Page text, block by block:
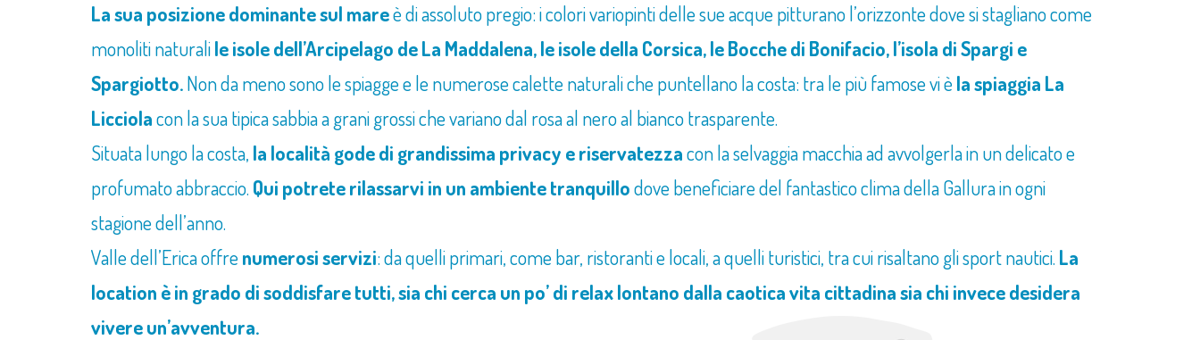
La sua posizione dominante sul mareè di assoluto pregio: i colori variopinti delle sue acque pitturano l’orizzonte dove si stagliano come
monoliti naturalile isole dell’Arcipelago de La Maddalena, le isole della Corsica, le Bocche di Bonifacio, l’isola di Spargi e
Spargiotto.Non da meno sono le spiagge e le numerose calette naturali che puntellano la costa: tra le più famose vi èla spiaggia La
Licciolacon la sua tipica sabbia a grani grossi che variano dal rosa al nero al bianco trasparente.
Situata lungo la costa, la località gode di grandissima privacy e riservatezzacon la selvaggia macchia ad avvolgerla in un delicato e
profumato abbraccio. Qui potrete rilassarvi in un ambiente tranquillodove beneficiare del fantastico clima della Gallura in ogni
stagione dell’anno.
Valle dell’Erica offrenumerosi servizi: da quelli primari, come bar, ristoranti e locali, a quelli turistici, tra cui risaltano gli sport nautici. La
location è in grado di soddisfare tutti, sia chi cerca un po’ di relax lontano dalla caotica vita cittadina sia chi invece desidera
vivere un’avventura.